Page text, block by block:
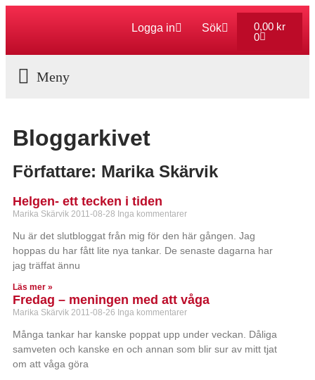
Logga in Sök 0,00 kr
0
Bloggarkivet
Författare: Marika Skärvik
Helgen- ett tecken i tiden
Marika Skärvik 2011-08-28 Inga kommentarer
Nu är det slutbloggat från mig för den här gången. Jag
hoppas du har fått lite nya tankar. De senaste dagarna har
jag träffat ännu
Läs mer »
Fredag – meningen med att våga
Marika Skärvik 2011-08-26 Inga kommentarer
Många tankar har kanske poppat upp under veckan. Dåliga
samveten och kanske en och annan som blir sur av mitt tjat
om att våga göra